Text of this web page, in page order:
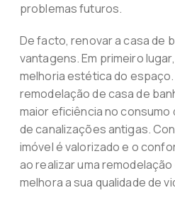
problemas futuros.
De facto, renovar a casa de
vantagens. Em primeiro
melhoria estética do espaço.
remodelação de casa de
maior eficiência no
de canalizações antigas.
imóvel é valorizado e o
ao realizar uma
melhora a sua qualidade de